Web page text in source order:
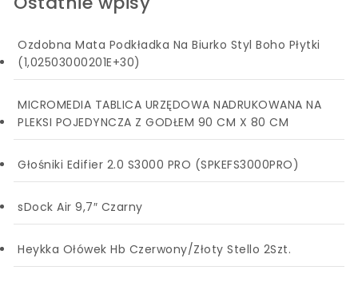
Ozdobna Mata Podkładka Na Biurko Styl Boho Płytki
(1,02503000201E+30)
MICROMEDIA TABLICA URZĘDOWA NADRUKOWANA NA
PLEKSI POJEDYNCZA Z GODŁEM 90 CM X 80 CM
Głośniki Edifier 2.0 S3000 PRO (SPKEFS3000PRO)
sDock Air 9,7″ Czarny
Heykka Ołówek Hb Czerwony/Złoty Stello 2Szt.